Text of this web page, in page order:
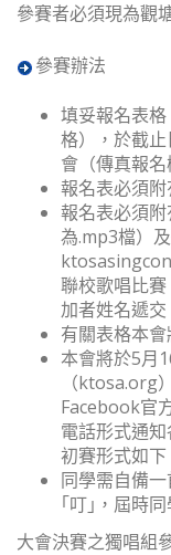
參賽者必須現為觀
參賽辦法
填妥報名表
格），於截
會（傳真報名
報名表必須附
報名表必須
為.mp3檔）
聯校歌唱比
加者姓名遞交
有關表格本
本會將於5月
（ktosa.org
Facebook官
電話形式通知
初賽形式如下
同學需自備
｢叮｣，屆時
大會決賽之獨唱組